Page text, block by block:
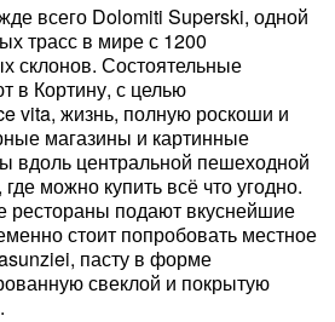
всего Dolomiti Superski, одной
трасс в мире с 1200
склонов. Состоятельные
в Кортину, с целью
vita, жизнь, полную роскоши и
магазины и картинные
вдоль центральной пешеходной
можно купить всё что угодно.
рестораны подают вкуснейшие
стоит попробовать местное
пасту в форме
свеклой и покрытую